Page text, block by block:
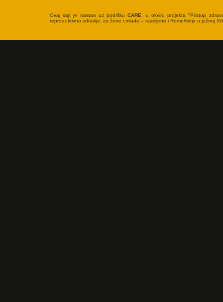
Ovaj sajt je nastao uz podrškuCARE
, u okviru projekta "Pristup
reproduktivno zdravlje, za žene i mlade – raseljene i Rome/kinje u južnoj